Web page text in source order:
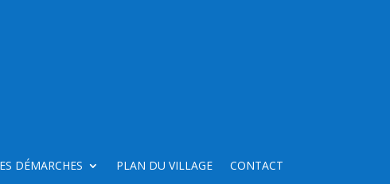
DÉMARCHES PLAN DU VILLAGE CONTACT